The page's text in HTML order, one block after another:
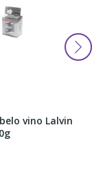
vino Lalvin